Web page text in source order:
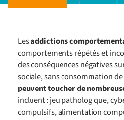
Lesaddictions
comportements répétés et
des conséquences négatives
sociale, sans consommation
peuvent toucher de
incluent : jeu pathologique,
compulsifs, alimentation